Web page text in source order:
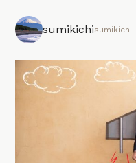
sumikichisumikichi